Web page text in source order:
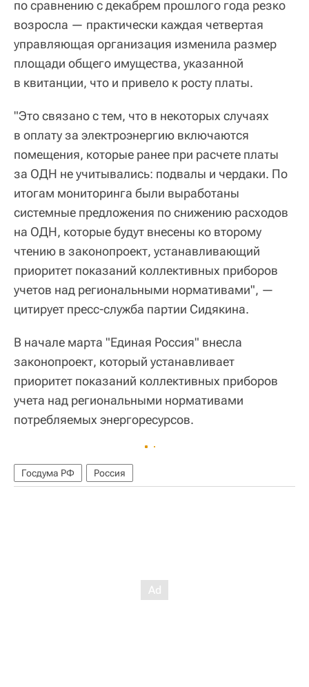
по сравнению с декабрем прошлого года резко
возросла — практически каждая четвертая
управляющая организация изменила размер
площади общего имущества, указанной
в квитанции, что и привело к росту платы.
"Это связано с тем, что в некоторых случаях
в оплату за электроэнергию включаются
помещения, которые ранее при расчете платы
за ОДН не учитывались: подвалы и чердаки. По
итогам мониторинга были выработаны
системные предложения по снижению расходов
на ОДН, которые будут внесены ко второму
чтению в законопроект, устанавливающий
приоритет показаний коллективных приборов
учетов над региональными нормативами", —
цитирует пресс-служба партии Сидякина.
В начале марта "Единая Россия" внесла
законопроект, который устанавливает
приоритет показаний коллективных приборов
учета над региональными нормативами
потребляемых энергоресурсов.
Госдума РФ Россия